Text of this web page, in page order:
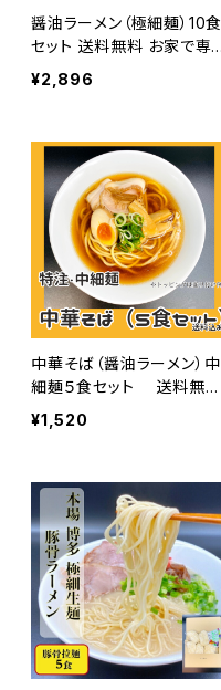
醤油ラーメン（極細麺）10食
セット 送料無料 お家で専
門店の麺を！
¥2,896
中華そば（醤油ラーメン）中
細麺５食セット 送料無料
お家で専門店の麺を
¥1,520